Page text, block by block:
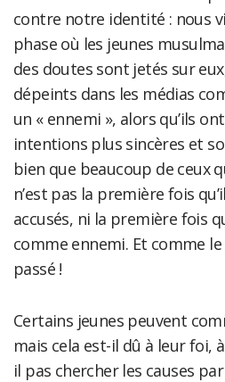
contre notre identité : nous
phase où les jeunes
des doutes sont jetés sur
dépeints dans les médias
un « ennemi », alors qu’ils
intentions plus sincères et
bien que beaucoup de ceux
n’est pas la première fois
accusés, ni la première fois
comme ennemi. Et comme
passé !
Certains jeunes peuvent
mais cela est-il dû à leur foi,
il pas chercher les causes